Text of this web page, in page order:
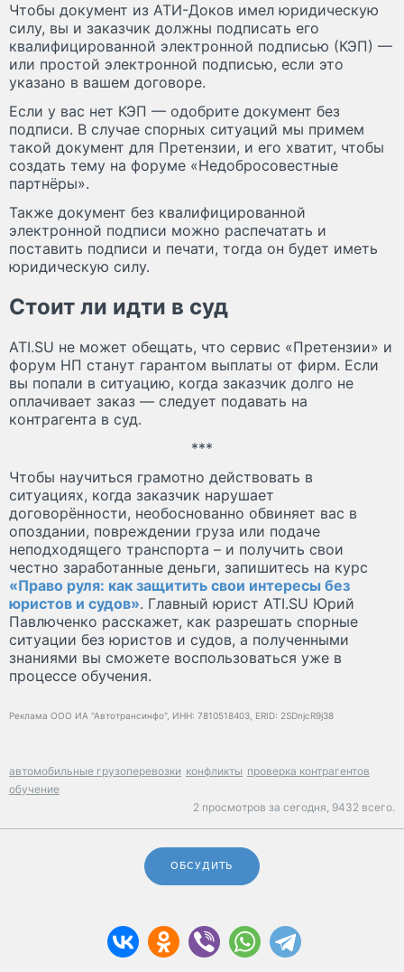
Чтобы документ из АТИ-Доков имел юридическую
силу, вы и заказчик должны подписать его
квалифицированной электронной подписью (КЭП) —
или простой электронной подписью, если это
указано в вашем договоре.
Если у вас нет КЭП — одобрите документ без
подписи. В случае спорных ситуаций мы примем
такой документ для Претензии, и его хватит, чтобы
создать тему на форуме «Недобросовестные
партнёры».
Также документ без квалифицированной
электронной подписи можно распечатать и
поставить подписи и печати, тогда он будет иметь
юридическую силу.
Стоит ли идти в суд
ATI.SU не может обещать, что сервис «Претензии» и
форум НП станут гарантом выплаты от фирм. Если
вы попали в ситуацию, когда заказчик долго не
оплачивает заказ — следует подавать на
контрагента в суд.
***
Чтобы научиться грамотно действовать в
ситуациях, когда заказчик нарушает
договорённости, необоснованно обвиняет вас в
опоздании, повреждении груза или подаче
неподходящего транспорта – и получить свои
честно заработанные деньги, запишитесь на курс
«Право руля: как защитить свои интересы без
юристов и судов». Главный юрист ATI.SU Юрий
Павлюченко расскажет, как разрешать спорные
ситуации без юристов и судов, а полученными
знаниями вы сможете воспользоваться уже в
процессе обучения.
Реклама ООО ИА "Автотрансинфо", ИНН: 7810518403, ERID: 2SDnjcR9j38
автомобильные грузоперевозки конфликты проверка контрагентов
обучение
2 просмотров за сегодня, 9432 всего.
ОБСУДИТЬ